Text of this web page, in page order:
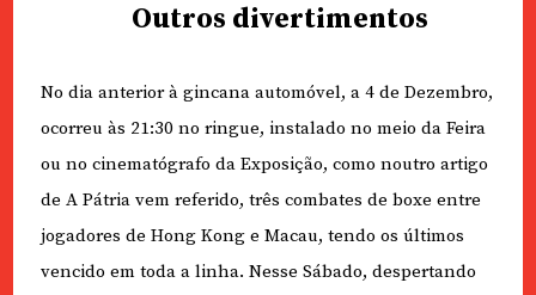
Outros divertimentos
No dia anterior à gincana automóvel, a 4 de Dezembro,
ocorreu às 21:30 no ringue, instalado no meio da Feira
ou no cinematógrafo da Exposição, como noutro artigo
de A Pátria vem referido, três combates de boxe entre
jogadores de Hong Kong e Macau, tendo os últimos
vencido em toda a linha. Nesse Sábado, despertando